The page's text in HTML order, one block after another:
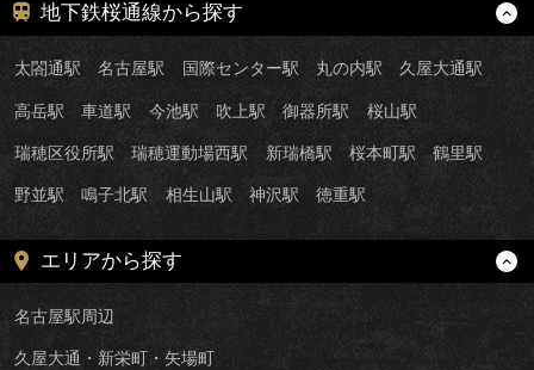
地下鉄桜通線から探す
太閤通駅 名古屋駅 国際センター駅 丸の内駅 久屋大通駅
高岳駅 車道駅 今池駅 吹上駅 御器所駅 桜山駅
瑞穂区役所駅 瑞穂運動場西駅 新瑞橋駅 桜本町駅 鶴里駅
野並駅 鳴子北駅 相生山駅 神沢駅 徳重駅
エリアから探す
名古屋駅周辺
久屋大通・新栄町・矢場町